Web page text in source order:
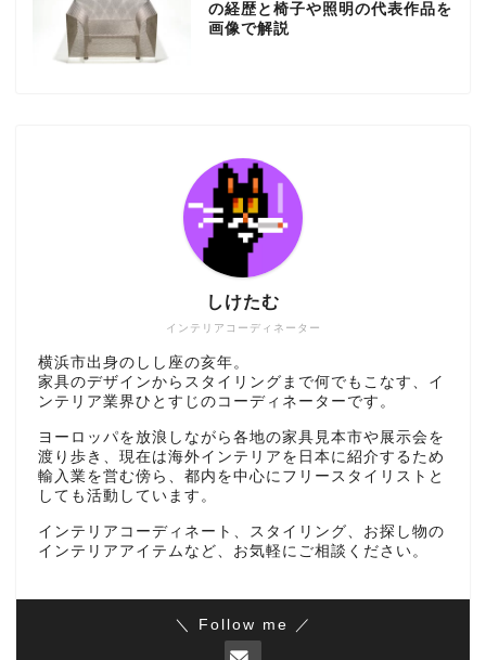
の経歴と椅子や照明の代表作品を
画像で解説
インテリアコーディネーター
しけたむ
横浜市出身のしし座の亥年。
家具のデザインからスタイリングまで何でもこなす、イ
ンテリア業界ひとすじのコーディネーターです。
ヨーロッパを放浪しながら各地の家具見本市や展示会を
渡り歩き、現在は海外インテリアを日本に紹介するため
輸入業を営む傍ら、都内を中心にフリースタイリストと
しても活動しています。
インテリアコーディネート、スタイリング、お探し物の
インテリアアイテムなど、お気軽にご相談ください。
＼ Follow me ／